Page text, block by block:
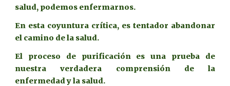
salud, podemos enfermarnos.
En esta coyuntura crítica, es tentador abandonar
el camino de la salud.
El proceso de purificación es una prueba de
nuestra verdadera comprensión de la
enfermedad y la salud.